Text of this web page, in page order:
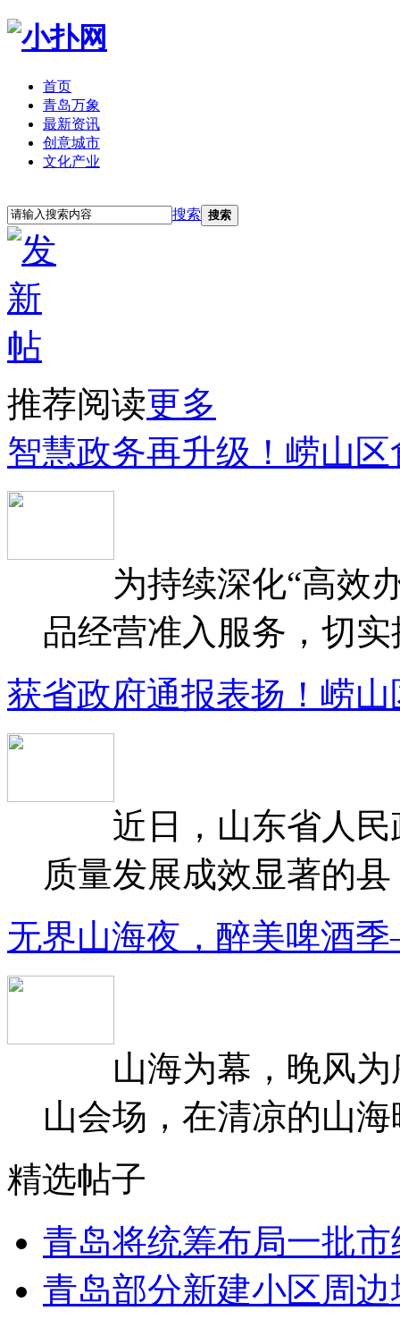
首页
青岛万象
最新资讯
创意城市
文化产业
搜索 搜索
推荐阅读更多
智慧政务再升级！崂山
为持续深化“高效办
品经营准入服务，切
获省政府通报表扬！崂
近日，山东省人民
质量发展成效显著的
无界山海夜，醉美啤酒
山海为幕，晚风为
山会场，在清凉的山
精选帖子
青岛将统筹布局一批市
青岛部分新建小区周